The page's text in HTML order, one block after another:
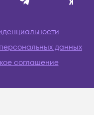
данных
соглашение